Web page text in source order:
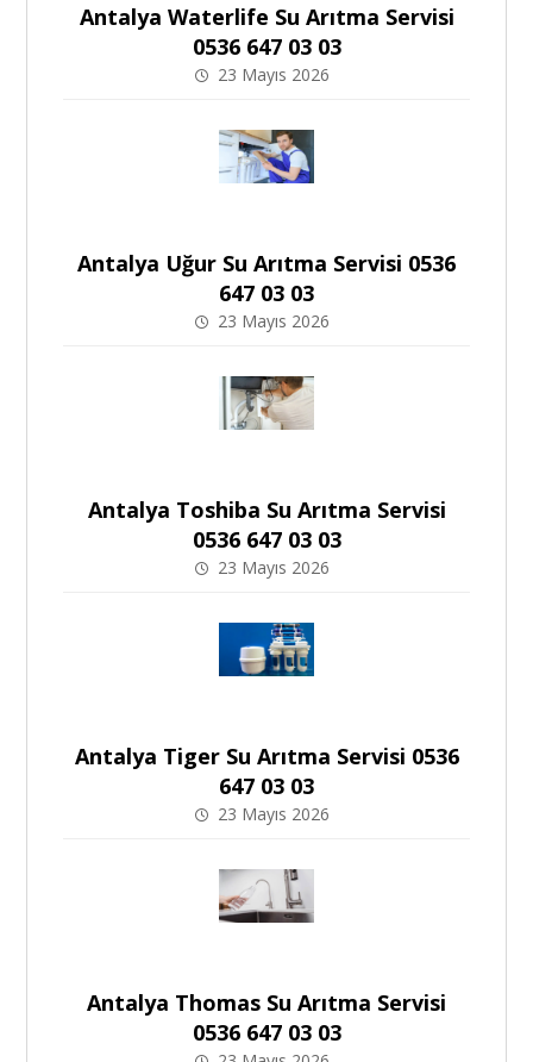
Antalya Waterlife Su Arıtma Servisi
0536 647 03 03
23 Mayıs 2026
Antalya Uğur Su Arıtma Servisi 0536
647 03 03
23 Mayıs 2026
Antalya Toshiba Su Arıtma Servisi
0536 647 03 03
23 Mayıs 2026
Antalya Tiger Su Arıtma Servisi 0536
647 03 03
23 Mayıs 2026
Antalya Thomas Su Arıtma Servisi
0536 647 03 03